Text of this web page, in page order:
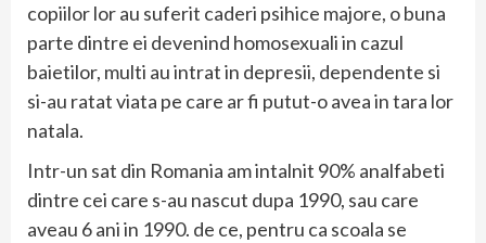
copiilor lor au suferit caderi psihice majore, o buna
parte dintre ei devenind homosexuali in cazul
baietilor, multi au intrat in depresii, dependente si
si-au ratat viata pe care ar fi putut-o avea in tara lor
natala.
Intr-un sat din Romania am intalnit 90% analfabeti
dintre cei care s-au nascut dupa 1990, sau care
aveau 6 ani in 1990. de ce, pentru ca scoala se